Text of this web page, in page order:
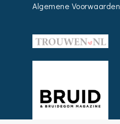
Algemene Voorwaarden